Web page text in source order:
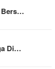
Bers…
Di…